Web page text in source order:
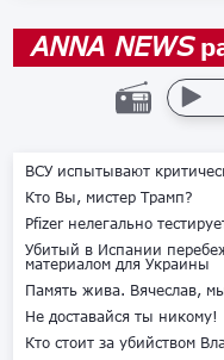
ANNA NEWS
ВСУ испытывают
Кто Вы, мистер Трамп?
Pfizer нелегально
Убитый в Испании
материалом для Украины
Память жива. Вячеслав,
Не доставайся ты никому!
Кто стоит за убийством